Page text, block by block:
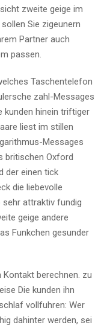
zweite geige im
Sie zigeunern
Partner auch
passen.
Taschentelefon
zahl-Messages
kunden hinein triftiger
liest im stillen
Messages
britischen Oxford
der einen tick
die liebevolle
sehr attraktiv fundig
geige andere
Funkchen gesunder
berechnen. zu
Die kunden ihn
vollfuhren: Wer
dahinter werden, sei